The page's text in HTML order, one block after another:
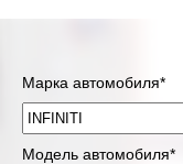
Марка автомобиля*
Модель автомобиля*